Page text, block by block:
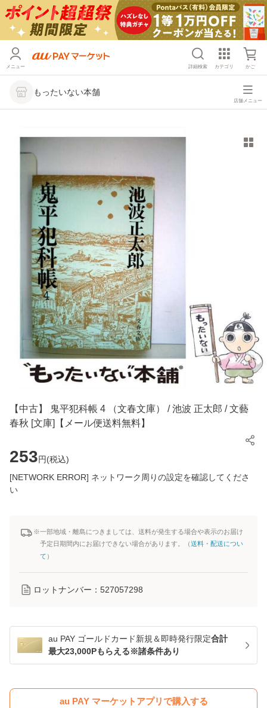
メニュー 詳細検索 カテゴリ かご
もったいない本舗
店舗メニュー
【中古】 鬼平犯科帳 4 （文春文庫） / 池波 正太郎 / 文藝
春秋 [文庫]【メール便送料無料】
253円(税込)
[NETWORK ERROR] ネットワーク周りの設定を確認してくださ
い
※一部地域・離島につきましては、送料が発生する場合や表示のお届け
予定日期間内にお届けできない場合があります。（送料・配送につい
て ）
ロットナンバー： 527057298
au PAY ゴールドカード新規＆即時発行限定合計
最大23,000Pもらえる※諸条件あり
au PAY マーケットアプリで購入する